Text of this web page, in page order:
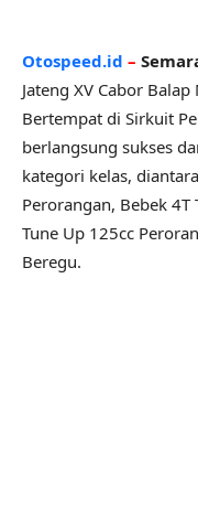
Otospeed.id –
Jateng XV Cabor
Bertempat di Sirkuit
berlangsung sukses
kategori kelas,
Perorangan, Bebek 4T
Tune Up 125cc
Beregu.